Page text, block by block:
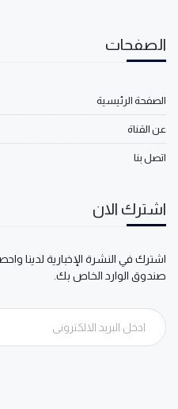
الصفحات
الصفحة الرئيسية
عن القناة
اتصل بنا
اشترك الان
اشترك في النشرة الإخبارية لدينا
صندوق الوارد الخاص بك.